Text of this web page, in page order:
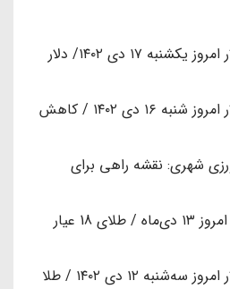
قیمت طلا، سکه و دلار امروز یکشنبه ۱۷ دی ۱۴۰۲/ دلار
قیمت طلا، سکه و دلار امروز شنبه ۱۶ دی ۱۴۰۲ / کاهش
شهری: نقشه راهی برای
قیمت طلا، سکه و ارز امروز ۱۳ دی‌ماه / طلای 18 عیار
قیمت طلا، سکه و دلار امروز سه‌شنبه ۱۲ دی ۱۴۰۲ / طلا